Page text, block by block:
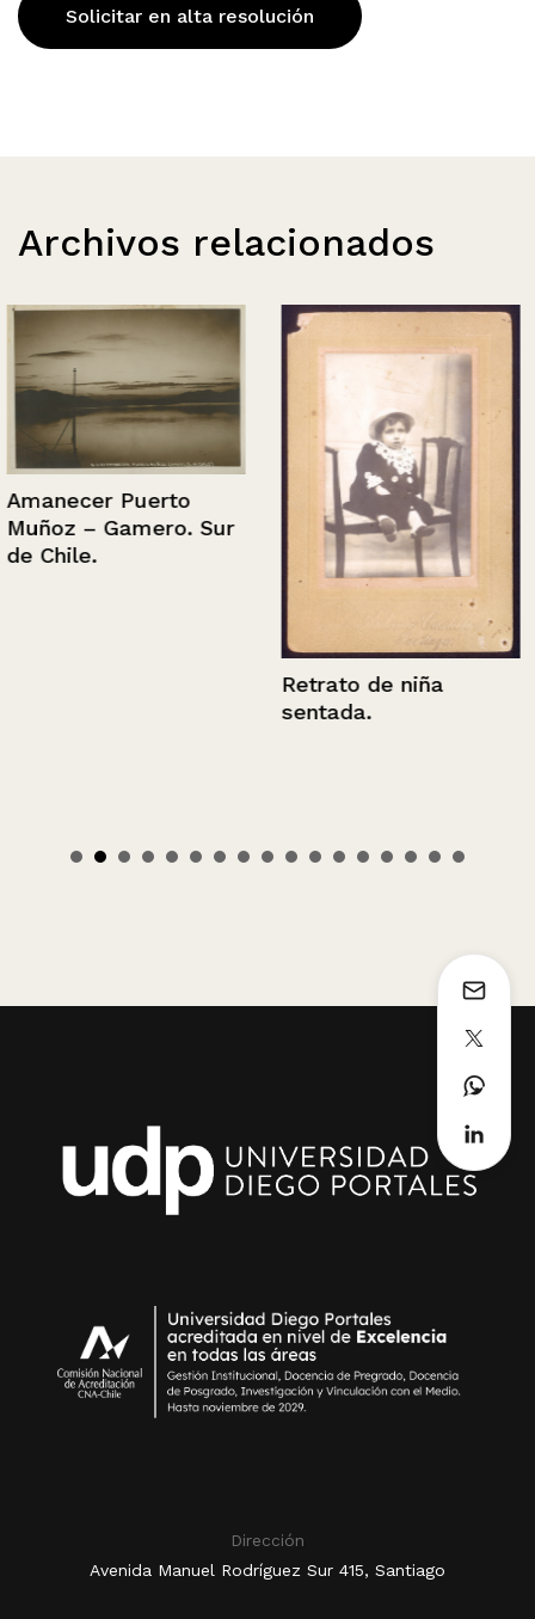
Solicitar en alta resolución
Archivos relacionados
Amanecer Puerto
Muñoz – Gamero. Sur
de Chile.
Retrato de niña
sentada.
Dirección
Avenida Manuel Rodríguez Sur 415, Santiago